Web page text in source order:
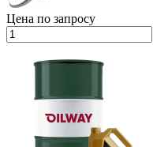
Цена по запросу